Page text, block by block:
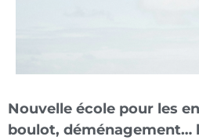
Nouvelle école pour les
boulot, déménagement…